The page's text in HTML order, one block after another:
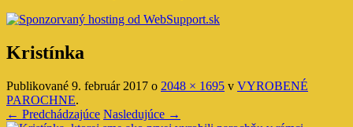
Kristínka
Publikované 9. február 2017 o 2048 × 1695 v VYROBENÉ
PAROCHNE.
← Predchádzajúce Nasledujúce →